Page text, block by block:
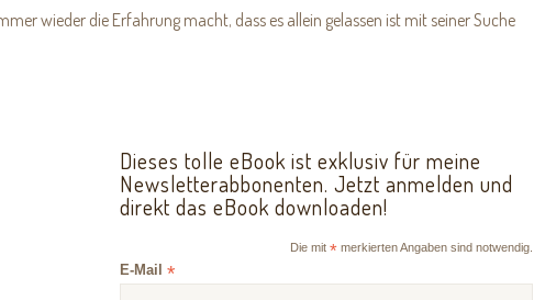
wieder die Erfahrung macht, dass es allein gelassen ist mit seiner Suche
Dieses tolle eBook ist exklusiv für meine
Newsletterabbonenten. Jetzt anmelden und
direkt das eBook downloaden!
Die mit *merkierten Angaben sind notwendig.
E-Mail *